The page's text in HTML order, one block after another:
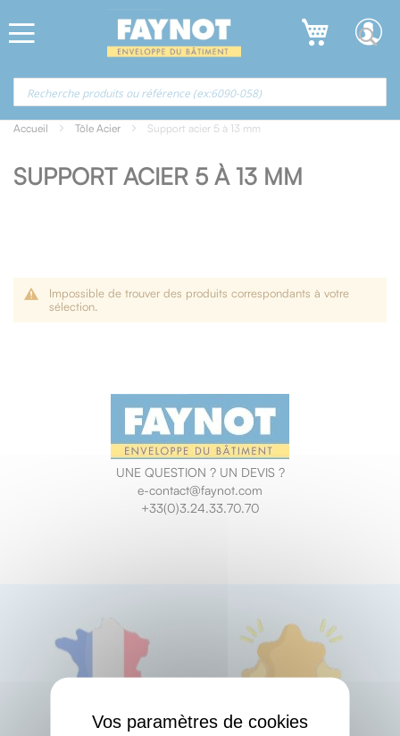
au
contenu
Accueil Tôle Acier Support acier 5 à 13 mm
SUPPORT ACIER 5 À 13 MM
Impossible de trouver des produits correspondants à votre
sélection.
UNE QUESTION ? UN DEVIS ?
e-contact@faynot.com
+33(0)3.24.33.70.70